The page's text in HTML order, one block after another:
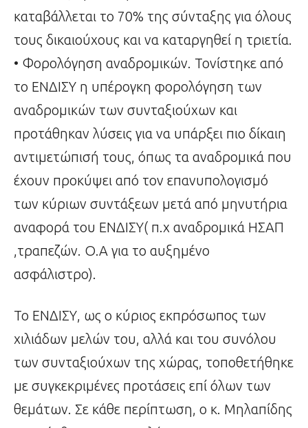
καταβάλλεται το 70% της σύνταξης για όλους
τους δικαιούχους και να καταργηθεί η τριετία.
• Φορολόγηση αναδρομικών. Τονίστηκε από
το ΕΝΔΙΣΥ η υπέρογκη φορολόγηση των
αναδρομικών των συνταξιούχων και
προτάθηκαν λύσεις για να υπάρξει πιο δίκαιη
αντιμετώπισή τους, όπως τα αναδρομικά που
έχουν προκύψει από τον επανυπολογισμό
των κύριων συντάξεων μετά από μηνυτήρια
αναφορά του ΕΝΔΙΣΥ( π.χ αναδρομικά ΗΣΑΠ
,τραπεζών. Ο.Α για το αυξημένο
ασφάλιστρο).
Το ΕΝΔΙΣΥ, ως ο κύριος εκπρόσωπος των
χιλιάδων μελών του, αλλά και του συνόλου
των συνταξιούχων της χώρας, τοποθετήθηκε
με συγκεκριμένες προτάσεις επί όλων των
θεμάτων. Σε κάθε περίπτωση, ο κ. Μηλαπίδης